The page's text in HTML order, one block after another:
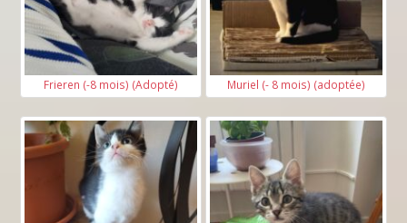
Frieren (-8 mois) (Adopté) Muriel (- 8 mois) (adoptée)